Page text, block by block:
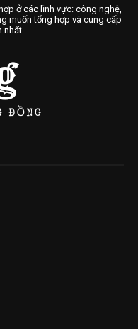
ở các lĩnh vực: công nghệ,
muốn tổng hợp và cung cấp
nhất.